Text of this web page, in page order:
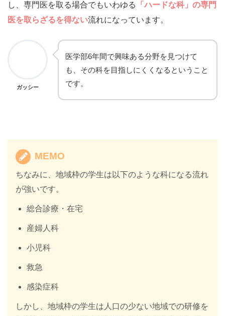
し、専門医を取る場合でもいわゆる
「ハードな科」の専門
医を取らざるを得ない流れになっています。
ガッシー
医学部6年間で興味ある分野を見つけて
も、その科を目指しにくくなるということ
です。
MEMO
ちなみに、地域枠の学生は以下のような科になる流れ
が強いです。
総合診療・在宅
産婦人科
小児科
救急
感染症科
しかし、地域枠の学生は人口の少ない地域での研修を